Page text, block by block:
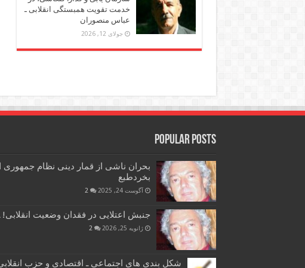
خدمت تقویت همبستگی انقلابی ـ
عباس منصوران
جولای 12, 2026
Popular Posts
بحران ناشی از قمار دینی نظام جمهوری
بخردطبع
آگوست 24, 2025 2
جنبش اعتلایی در فقدان وضعیت انقلابی!
ژانویه 25, 2026 2
شکل بندی های اجتماعی ـ اقتصادی و حزب